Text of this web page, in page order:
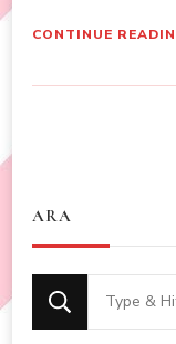
CONTINUE
ARA
Looking
for